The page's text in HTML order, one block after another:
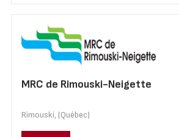
MRC de Rimouski-Neigette
Rimouski, (Québec)